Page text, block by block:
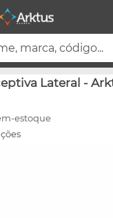
marca, código...
Lateral -
estoque